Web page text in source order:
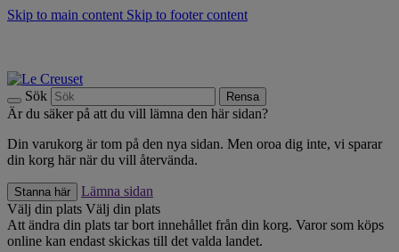
Skip to main content Skip to footer content
Sök Rensa
Är du säker på att du vill lämna den här sidan?
Din varukorg är tom på den nya sidan. Men oroa dig inte, vi sparar
din korg här när du vill återvända.
Stanna här
Lämna sidan
Välj din plats Välj din plats
Att ändra din plats tar bort innehållet från din korg. Varor som köps
online kan endast skickas till det valda landet.